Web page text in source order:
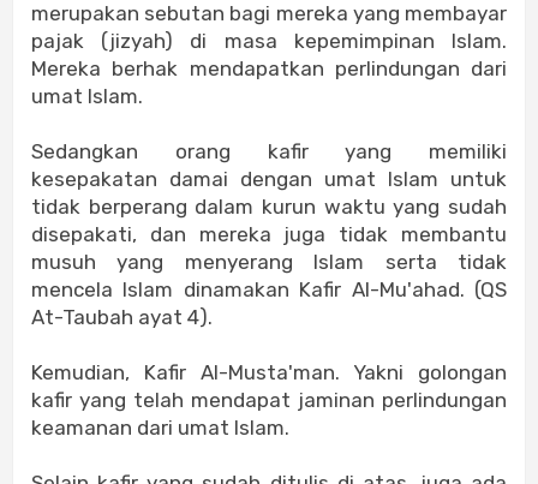
merupakan sebutan bagi mereka yang membayar
pajak (jizyah) di masa kepemimpinan Islam.
Mereka berhak mendapatkan perlindungan dari
umat Islam.
Sedangkan orang kafir yang memiliki
kesepakatan damai dengan umat Islam untuk
tidak berperang dalam kurun waktu yang sudah
disepakati, dan mereka juga tidak membantu
musuh yang menyerang Islam serta tidak
mencela Islam dinamakan Kafir Al-Mu'ahad. (QS
At-Taubah ayat 4).
Kemudian, Kafir Al-Musta'man. Yakni golongan
kafir yang telah mendapat jaminan perlindungan
keamanan dari umat Islam.